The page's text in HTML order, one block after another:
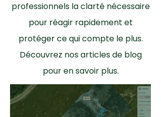
professionnels la clarté nécessaire
pour réagir rapidement et
protéger ce qui compte le plus.
Découvrez nos articles de blog
pour en savoir plus.